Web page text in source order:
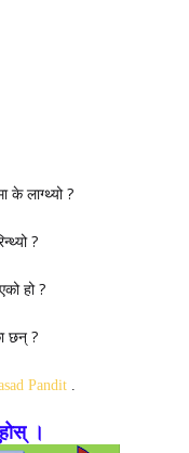
के लाग्थ्यो ?
?
हो ?
छन् ?
Pandit .
।